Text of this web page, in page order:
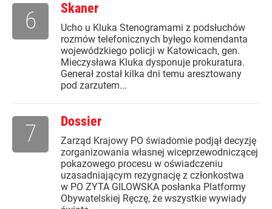
Skaner
Ucho u Kluka Stenogramami z podsłuchów
rozmów telefonicznych byłego komendanta
wojewódzkiego policji w Katowicach, gen.
Mieczysława Kluka dysponuje prokuratura.
Generał został kilka dni temu aresztowany
pod zarzutem...
6
Dossier
Zarząd Krajowy PO świadomie podjął decyzję
zorganizowania własnej wiceprzewodniczącej
pokazowego procesu w oświadczeniu
uzasadniającym rezygnację z członkostwa
w PO ZYTA GILOWSKA posłanka Platformy
Obywatelskiej Ręczę, że wszystkie wywiady
7